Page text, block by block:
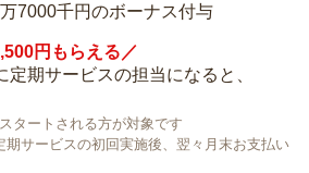
7000千円のボーナス付与
円もらえる／
定期サービスの担当になると、
タートされる方が対象です
期サービスの初回実施後、翌々月末お支払い